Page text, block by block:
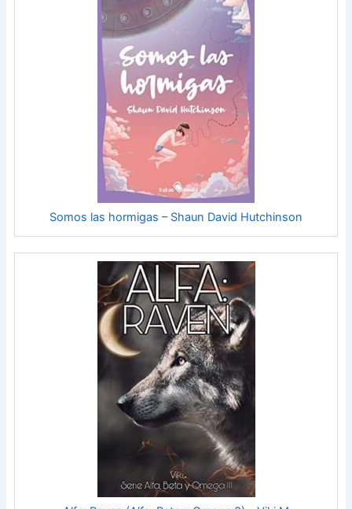
nos la haga llegar a nosotros, sus felices lectores. Una voz
sensible e íntima, capaz de iluminar los momentos más
oscuros que toda vida conlleva» Inés Martín Rodrigo.
« Sobre nosotros genera un debate acerca del amor y de la
identidad que es reparador, y no solo para la comunidad
LGTBIQ+.»»Pablo Santidrián.
Somos las hormigas – Shaun David Hutchinson